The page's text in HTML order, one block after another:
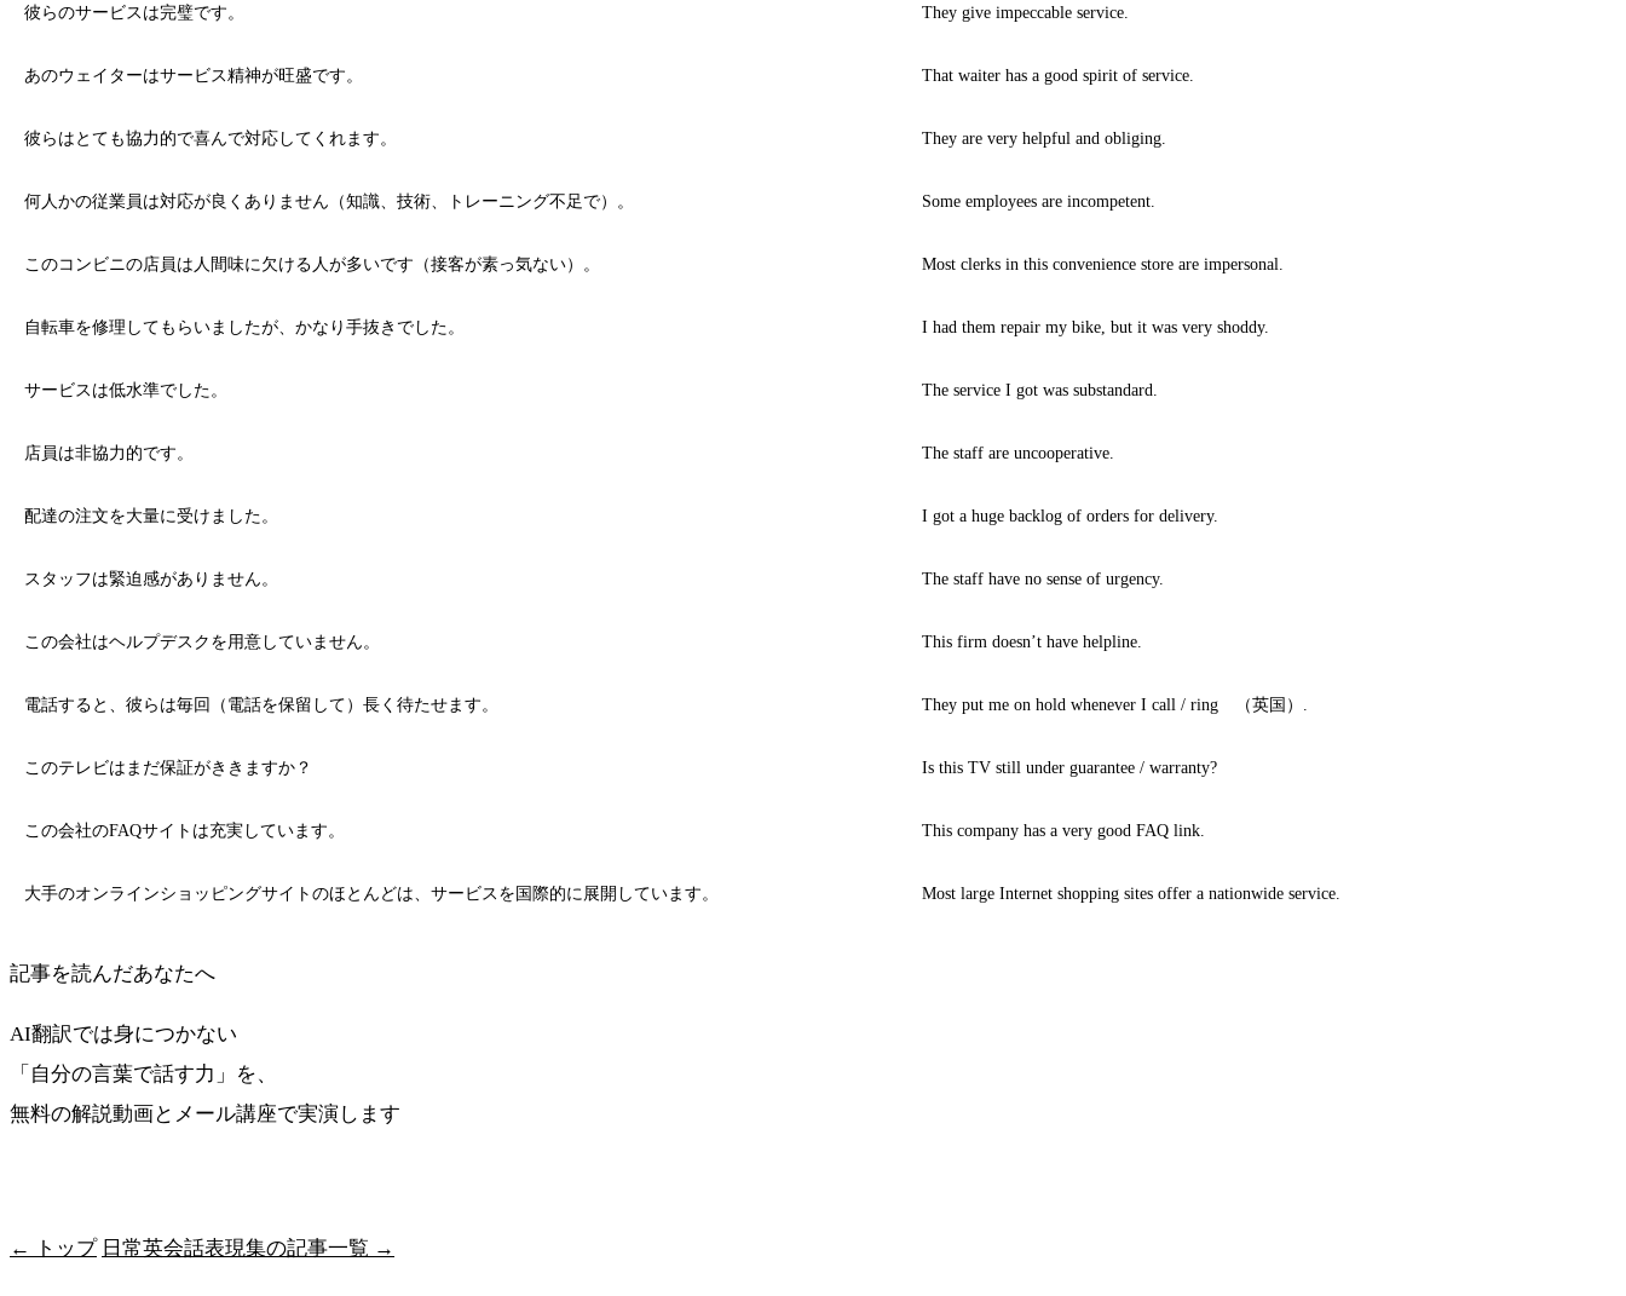
彼らのサービスは完璧です。 They give impeccable service.
あのウェイターはサービス精神が旺盛です。 That waiter has a good spirit of service.
彼らはとても協力的で喜んで対応してくれます。 They are very helpful and obliging.
何人かの従業員は対応が良くありません（知識、技術、トレーニング不足で）。 Some employees are incompetent.
このコンビニの店員は人間味に欠ける人が多いです（接客が素っ気ない）。 Most clerks in this convenience store are impersonal.
自転車を修理してもらいましたが、かなり手抜きでした。 I had them repair my bike, but it was very shoddy.
サービスは低水準でした。 The service I got was substandard.
店員は非協力的です。 The staff are uncooperative.
配達の注文を大量に受けました。 I got a huge backlog of orders for delivery.
スタッフは緊迫感がありません。 The staff have no sense of urgency.
この会社はヘルプデスクを用意していません。 This firm doesn’t have helpline.
電話すると、彼らは毎回（電話を保留して）長く待たせます。 They put me on hold whenever I call / ring （英国）.
このテレビはまだ保証がききますか？ Is this TV still under guarantee / warranty?
この会社のFAQサイトは充実しています。 This company has a very good FAQ link.
大手のオンラインショッピングサイトのほとんどは、サービスを国際的に展開しています。 Most large Internet shopping sites offer a nationwide service.
記事を読んだあなたへ
AI翻訳では身につかない
「自分の言葉で話す力」を、
無料の解説動画とメール講座で実演します
← トップ 日常英会話表現集の記事一覧 →